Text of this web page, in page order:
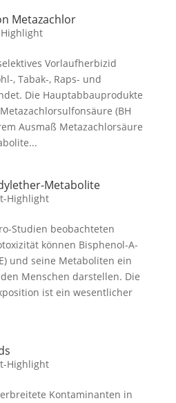
Metazachlor
Vorlaufherbizid
, Tabak-, Raps- und
Die Hauptabbauprodukte
(BH
Ausmaß Metazachlorsäure
Metabolite
Highlight
Studien beobachteten
können Bisphenol-A-
und seine Metaboliten ein
Menschen darstellen. Die
ist ein wesentlicher
Highlight
Kontaminanten in